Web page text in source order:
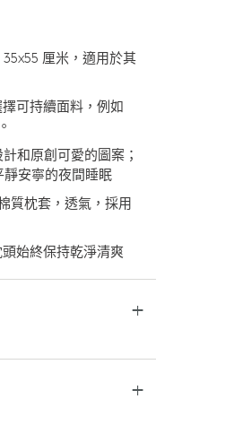
厘米，適用於其
可持續面料，例如
和原創可愛的圖案；
安寧的夜間睡眠
質枕套，透氣，採用
始終保持乾淨清爽